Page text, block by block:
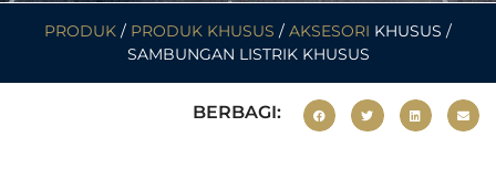
PRODUK / PRODUK KHUSUS / AKSESORI KHUSUS /
SAMBUNGAN LISTRIK KHUSUS
BERBAGI: